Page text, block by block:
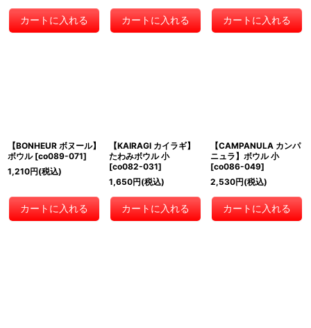
カートに入れる カートに入れる カートに入れる
【BONHEUR ボヌール】
ボウル [co089-071]
1,210円(税込)
カートに入れる
【KAIRAGI カイラギ】
たわみボウル 小
[co082-031]
1,650円(税込)
カートに入れる
【CAMPANULA カンパ
ニュラ】ボウル 小
[co086-049]
2,530円(税込)
カートに入れる